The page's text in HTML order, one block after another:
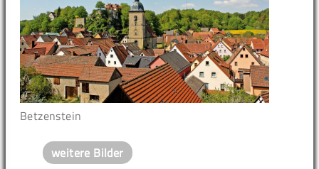
Betzenstein
weitere Bilder